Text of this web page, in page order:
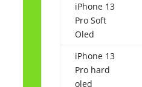
iPhone 13
Pro Soft
Oled
iPhone 13
Pro hard
oled